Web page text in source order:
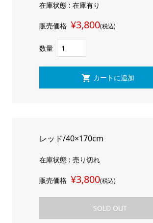
在庫状態 : 在庫有り
販売価格 ¥3,800(税込)
数量
レッド/40×170cm
在庫状態 : 売り切れ
販売価格 ¥3,800(税込)
SOLD OUT